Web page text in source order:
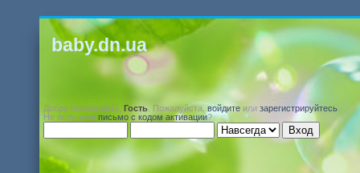
baby.dn.ua
Добро пожаловать, Гость . Пожалуйста,войдите или зарегистрируйтесь
Не получили письмо с кодом активации?